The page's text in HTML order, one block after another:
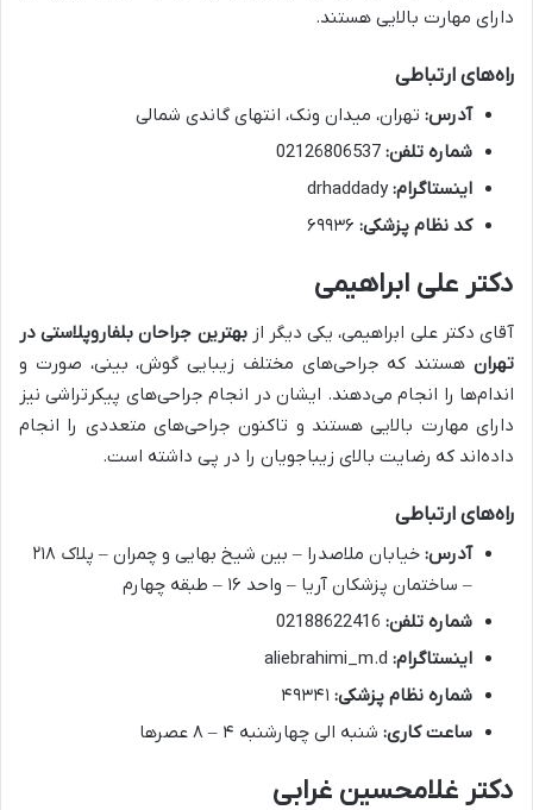
دارای مهارت بالایی هستند.
راه‌های ارتباطی
آدرس: تهران، میدان ونک، انتهای گاندی شمالی
شماره تلفن:
اینستاگرام:drhaddady
کد نظام پزشکی:
دکتر علی ابراهیمی
آقای دکتر علی ابراهیمی، یکی دیگر ازبهترین جراحان بلفاروپلاستی در
تهران هستند که جراحی‌های مختلف زیبایی گوش، بینی، صورت و
اندام‌ها را انجام می‌دهند. ایشان در انجام جراحی‌های پیکرتراشی نیز
دارای مهارت بالایی هستند و تاکنون جراحی‌های متعددی را انجام
داده‌اند که رضایت بالای زیباجویان را در پی داشته است.
راه‌های ارتباطی
آدرس:
خیابان ملاصدرا – بین شیخ بهایی و چمران – پلاک ۲۱۸
– ساختمان پزشکان آریا – واحد ۱۶ – طبقه چهارم
شماره تلفن:
اینستاگرام:
شماره نظام پزشکی:
ساعت کاری: شنبه الی چهارشنبه ۴ – ۸ عصرها
دکتر غلامحسین غرابی